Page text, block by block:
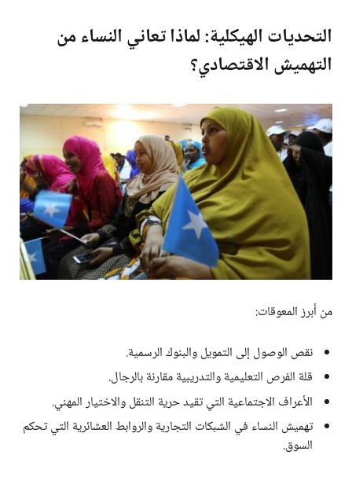
التحديات الهيكلية: لماذا تعاني النساء من
التهميش الاقتصادي؟
من أبرز المعوقات:
نقص الوصول إلى التمويل والبنوك الرسمية.
قلة الفرص التعليمية والتدريبية مقارنة بالرجال.
الأعراف الاجتماعية التي تقيد حرية التنقل والاختيار المهني.
تهميش النساء في الشبكات التجارية والروابط العشائرية التي تحكم
السوق.